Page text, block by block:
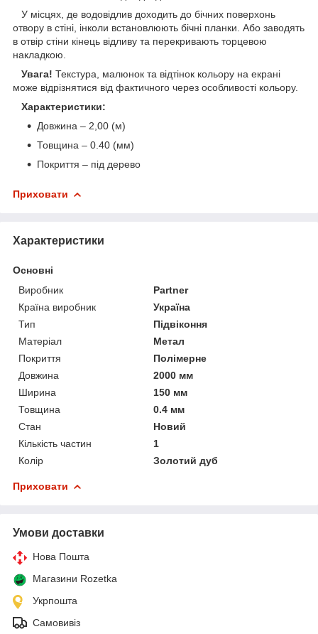
У місцях, де водовідлив доходить до бічних поверхонь
отвору в стіні, інколи встановлюють бічні планки. Або заводять
в отвір стіни кінець відливу та перекривають торцевою
накладкою.
Увага! Текстура, малюнок та відтінок кольору на екрані
може відрізнятися від фактичного через особливості кольору.
Характеристики:
Довжина – 2,00 (м)
Товщина – 0.40 (мм)
Покриття – під дерево
Приховати
Характеристики
Основні
Виробник
Partner
Країна виробник
Україна
Тип
Підвіконня
Матеріал
Метал
Покриття
Полімерне
Довжина
2000 мм
Ширина
150 мм
Товщина
0.4 мм
Стан
Новий
Кількість частин
1
Колір
Золотий дуб
Приховати
Умови доставки
Нова Пошта
Магазини Rozetka
Укрпошта
Самовивіз